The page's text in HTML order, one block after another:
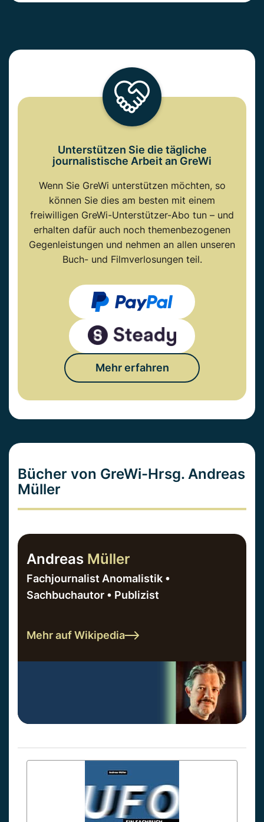
Unterstützen Sie die tägliche
journalistische Arbeit an GreWi
Wenn Sie GreWi unterstützen möchten, so
können Sie dies am besten mit einem
freiwilligen GreWi-Unterstützer-Abo tun – und
erhalten dafür auch noch themenbezogenen
Gegenleistungen und nehmen an allen unseren
Buch- und Filmverlosungen teil.
Mehr erfahren
Bücher von GreWi-Hrsg. Andreas
Müller
Andreas Müller
Fachjournalist Anomalistik •
Sachbuchautor • Publizist
Mehr auf Wikipedia